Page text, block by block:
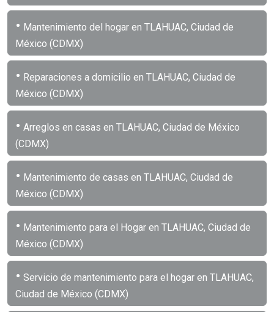
• Mantenimiento del hogar en TLAHUAC, Ciudad de
México (CDMX)
• Reparaciones a domicilio en TLAHUAC, Ciudad de
México (CDMX)
• Arreglos en casas en TLAHUAC, Ciudad de México
(CDMX)
• Mantenimiento de casas en TLAHUAC, Ciudad de
México (CDMX)
• Mantenimiento para el Hogar en TLAHUAC, Ciudad de
México (CDMX)
• Servicio de mantenimiento para el hogar en TLAHUAC,
Ciudad de México (CDMX)